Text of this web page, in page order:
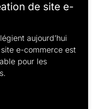
de site e-
aujourd’hui
e-commerce est
pour les